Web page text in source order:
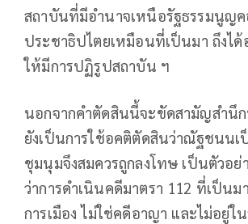
สถาบันที่มีอำนาจเหนือรัฐธรรมนูญ
ประชาธิปไตยเหมือนที่เป็นมา ถึงได้
ให้มีการปฏิรูปสถาบัน ฯ
นอกจากคำตัดสินนี้จะขัดสามัญสำนึ
ยังเป็นการใช้อคติตัดสินว่าณัฐชนนเ
ชุมนุมจึงสมควรถูกลงโทษ เป็นตัวอย่
ว่าการดำเนินคดีมาตรา 112 ที่เป็นม
การเมือง ไม่ใช่คดีอาญา และไม่อยู่ใ